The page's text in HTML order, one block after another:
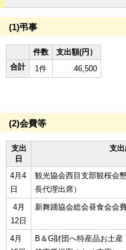
(1)弔事
件数
支出額(円）
合計
1件 46,500
(2)会費等
支出
日
支
4月4
日
観光協会西目支部観桜会
長代理出席）
4月
12日
新舞踊協会総会昼食会会
4月
B＆G財団へ特産品お土